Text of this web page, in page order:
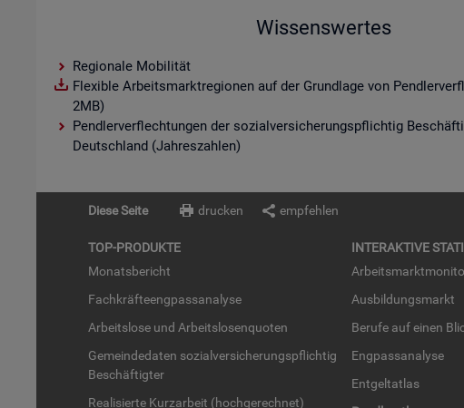
Wissenswertes
Regionale Mobilität
Flexible Arbeitsmarktregionen auf der Grundlage von
2MB)
Pendlerverflechtungen der sozialversicherungspflichtig
Deutschland (Jahreszahlen)
Diese Seite drucken empfehlen
TOP-PRO­DUK­TE
Mo­nats­be­richt
Fach­kräf­te­eng­pass­ana­ly­se
Ar­beits­lo­se und Ar­beits­lo­sen­quo­ten
Ge­mein­de­da­ten so­zi­al­ver­si­che­rungs­pflich­tig
Be­schäf­tig­ter
Rea­li­sier­te Kurz­ar­beit (hoch­ge­rech­net)
IN­TER­AK­TI­VE
Aus­bil­dungs­markt
Be­ru­fe auf einen
Eng­pass­ana­ly­se
Ent­gel­t­at­las